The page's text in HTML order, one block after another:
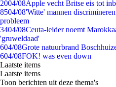
2004/08Apple vecht Britse eis tot
8504/08'Witte' mannen
probleem
3404/08Ceuta-leider noemt
'gruweldaad'
604/08Grote natuurbrand
604/08FOK! was even down
Laatste items
Laatste items
Toon berichten uit deze thema's